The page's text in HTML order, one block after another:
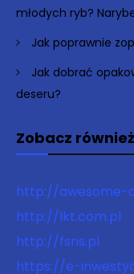
młodych ryb?
Jak poprawnie
Jak dobrać
deseru?
Zobacz również
http://awesome-
http://lkt.com.pl
http://fsns.pl
https://e-